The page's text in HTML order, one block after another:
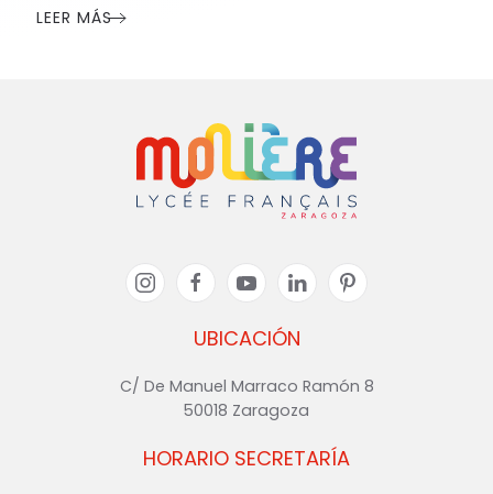
LEER MÁS
UBICACIÓN
C/ De Manuel Marraco Ramón 8
50018 Zaragoza
HORARIO SECRETARÍA